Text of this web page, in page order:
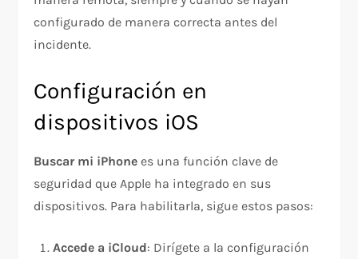
configurado de manera correcta antes del
incidente.
Configuración en
dispositivos iOS
Buscar mi iPhone es una función clave de
seguridad que Apple ha integrado en sus
dispositivos. Para habilitarla, sigue estos pasos:
Accede a iCloud: Dirígete a la configuración